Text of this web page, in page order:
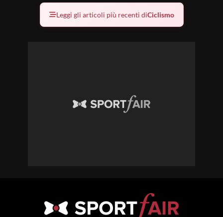
Leggi gli articoli più recenti diCiclismo